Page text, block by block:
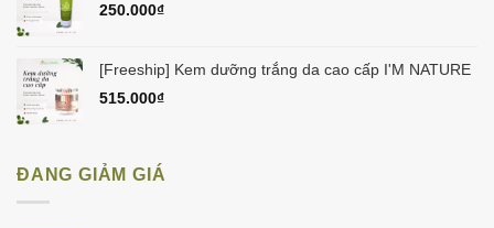
250.000₫
[Freeship] Kem dưỡng trắng da cao cấp I'M NATURE
515.000₫
ĐANG GIẢM GIÁ